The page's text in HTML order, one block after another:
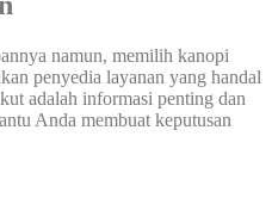
namun, memilih kanopi
penyedia layanan yang handal
adalah informasi penting dan
Anda membuat keputusan